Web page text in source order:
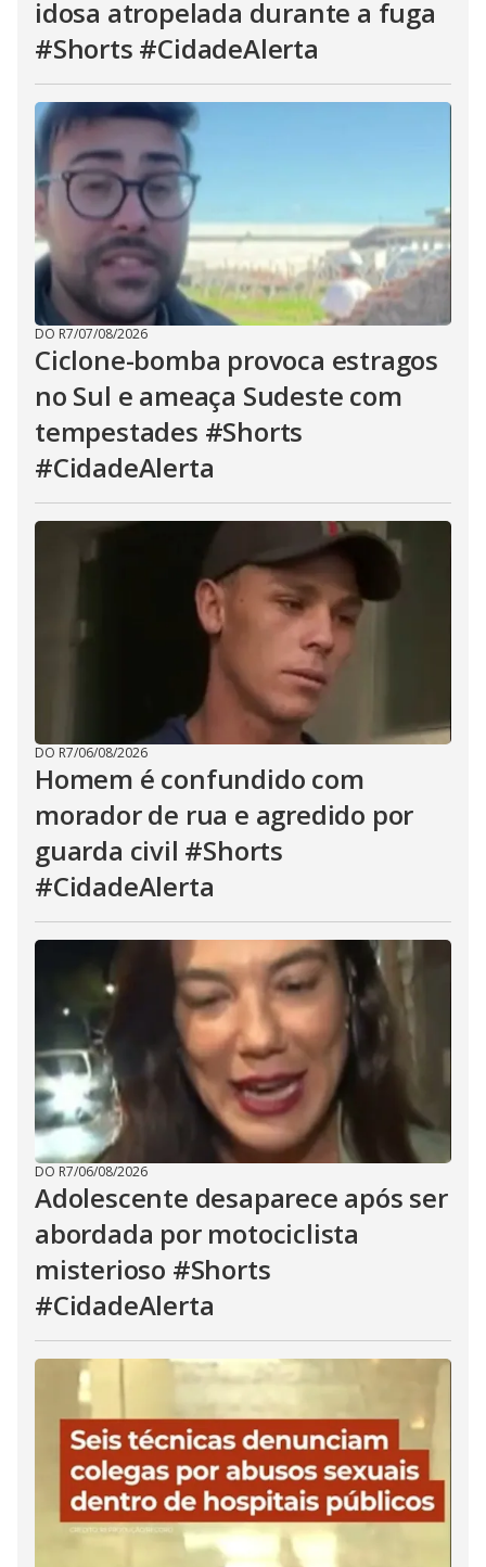
idosa atropelada durante a fuga
#Shorts #CidadeAlerta
DO R7/07/08/2026
Ciclone-bomba provoca estragos
no Sul e ameaça Sudeste com
tempestades #Shorts
#CidadeAlerta
DO R7/06/08/2026
Homem é confundido com
morador de rua e agredido por
guarda civil #Shorts
#CidadeAlerta
DO R7/06/08/2026
Adolescente desaparece após ser
abordada por motociclista
misterioso #Shorts
#CidadeAlerta